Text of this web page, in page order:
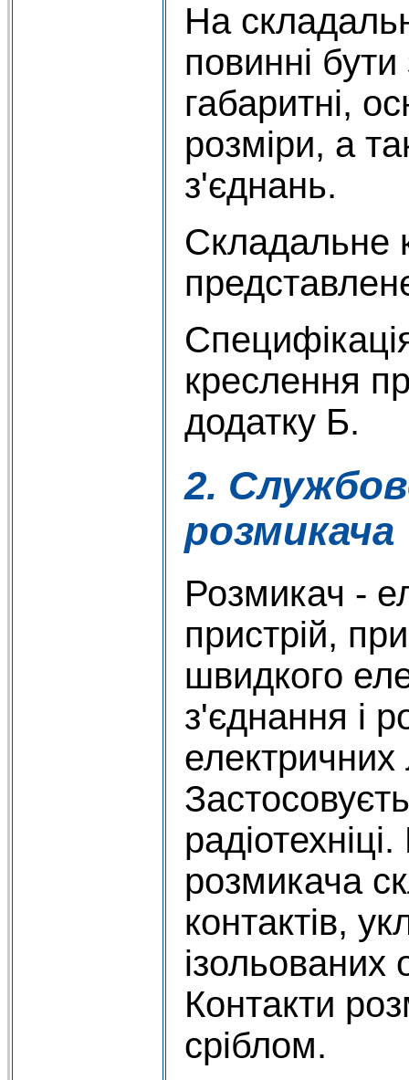
На
повинні бути
габаритні,
розміри, а
з'єднань.
Складальне
креслення
додатку Б.
2.
розмикача
Розмикач -
пристрій,
швидкого
з'єднання і
електричних
розмикача
контактів,
ізольованих
Контакти
сріблом.